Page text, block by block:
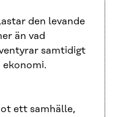
den levande
än vad
samtidigt
ett samhälle,